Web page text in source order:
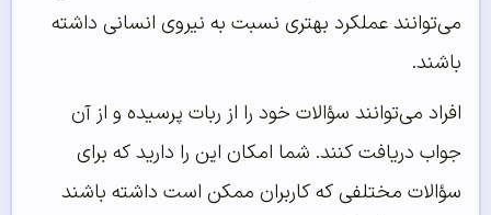
می‌توانند عملکرد بهتری نسبت به نیروی انسانی داشته
باشند.
افراد می‌توانند سؤالات خود را از ربات پرسیده و از آن
جواب دریافت کنند. شما امکان این را دارید که برای
سؤالات مختلفی که کاربران ممکن است داشته باشند